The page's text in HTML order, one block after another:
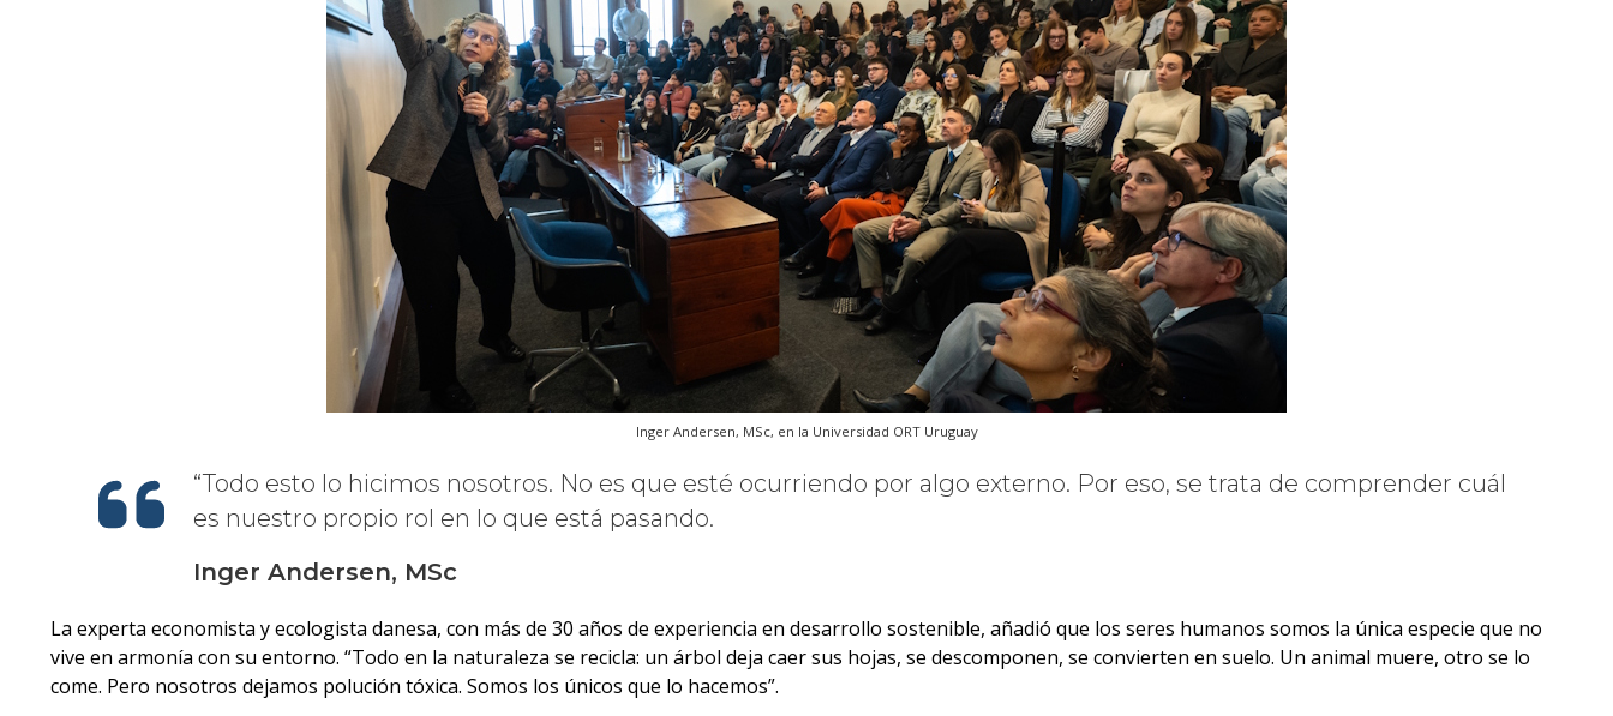
Inger Andersen, MSc, en la Universidad ORT Uruguay
Todo esto lo hicimos nosotros. No es que esté ocurriendo por algo externo. Por eso, se trata de comprender cuál
es nuestro propio rol en lo que está pasando.
Inger Andersen, MSc
La experta economista y ecologista danesa, con más de 30 años de experiencia en desarrollo sostenible, añadió que los seres humanos somos la única especie que no
vive en armonía con su entorno. “Todo en la naturaleza se recicla: un árbol deja caer sus hojas, se descomponen, se convierten en suelo. Un animal muere, otro se lo
come. Pero nosotros dejamos polución tóxica. Somos los únicos que lo hacemos”.